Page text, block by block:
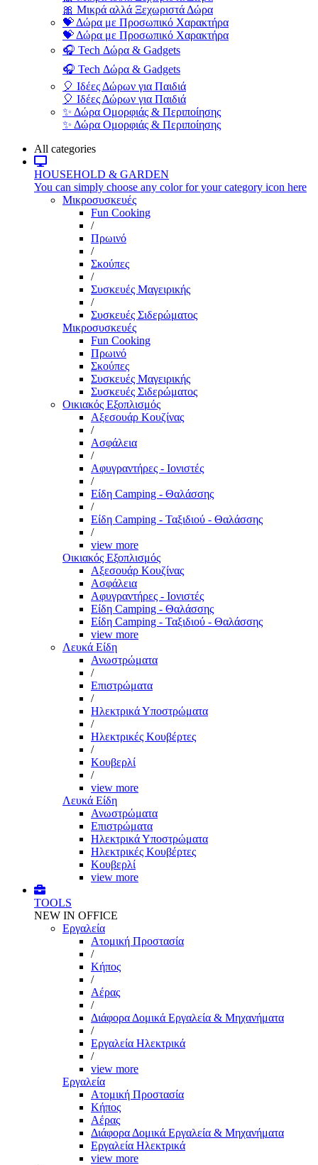
🎀 Μικρά αλλά Ξεχωριστά Δώρα
💝 Δώρα με Προσωπικό Χαρακτήρα
💝 Δώρα με Προσωπικό Χαρακτήρα
🎧 Tech Δώρα & Gadgets
🎧 Tech Δώρα & Gadgets
🎈 Ιδέες Δώρων για Παιδιά
🎈 Ιδέες Δώρων για Παιδιά
✨ Δώρα Ομορφιάς & Περιποίησης
✨ Δώρα Ομορφιάς & Περιποίησης
All categories
HOUSEHOLD & GARDEN
You can simply choose any color for your category icon here
Μικροσυσκευές
Fun Cooking
/
Πρωινό
/
Σκούπες
/
Συσκευές Μαγειρικής
/
Συσκευές Σιδερώματος
Μικροσυσκευές
Fun Cooking
Πρωινό
Σκούπες
Συσκευές Μαγειρικής
Συσκευές Σιδερώματος
Οικιακός Εξοπλισμός
Αξεσουάρ Κουζίνας
/
Ασφάλεια
/
Αφυγραντήρες - Ιονιστές
/
Είδη Camping - Θαλάσσης
/
Είδη Camping - Ταξιδιού - Θαλάσσης
/
view more
Οικιακός Εξοπλισμός
Αξεσουάρ Κουζίνας
Ασφάλεια
Αφυγραντήρες - Ιονιστές
Είδη Camping - Θαλάσσης
Είδη Camping - Ταξιδιού - Θαλάσσης
view more
Λευκά Είδη
Ανωστρώματα
/
Επιστρώματα
/
Ηλεκτρικά Υποστρώματα
/
Ηλεκτρικές Κουβέρτες
/
Κουβερλί
/
view more
Λευκά Είδη
Ανωστρώματα
Επιστρώματα
Ηλεκτρικά Υποστρώματα
Ηλεκτρικές Κουβέρτες
Κουβερλί
view more
TOOLS
NEW IN OFFICE
Εργαλεία
Aτομική Προστασία
/
Kήπος
/
Αέρας
/
Διάφορα Δομικά Εργαλεία & Μηχανήματα
/
Εργαλεία Ηλεκτρικά
/
view more
Εργαλεία
Aτομική Προστασία
Kήπος
Αέρας
Διάφορα Δομικά Εργαλεία & Μηχανήματα
Εργαλεία Ηλεκτρικά
view more